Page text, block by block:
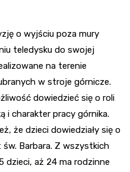
o wyjściu poza mury
teledysku do swojej
na terenie
w stroje górnicze.
dowiedzieć się o roli
i charakter pracy górnika.
że dzieci dowiedziały się o
Barbara. Z wszystkich
dzieci, aż 24 ma rodzinne